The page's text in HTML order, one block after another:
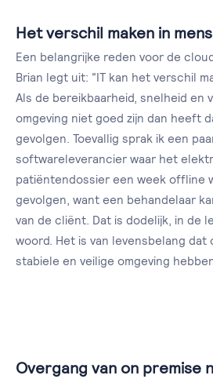
Het verschil maken in
Een belangrijke reden voor de
Brian legt uit: “IT kan het verschil
Als de bereikbaarheid, snelheid en
omgeving niet goed zijn dan heeft
gevolgen. Toevallig sprak ik een
softwareleverancier waar het
patiëntendossier een week offline
gevolgen, want een behandelaar
van de cliënt. Dat is dodelijk, in de
woord. Het is van levensbelang dat
stabiele en veilige omgeving
Overgang van on premise